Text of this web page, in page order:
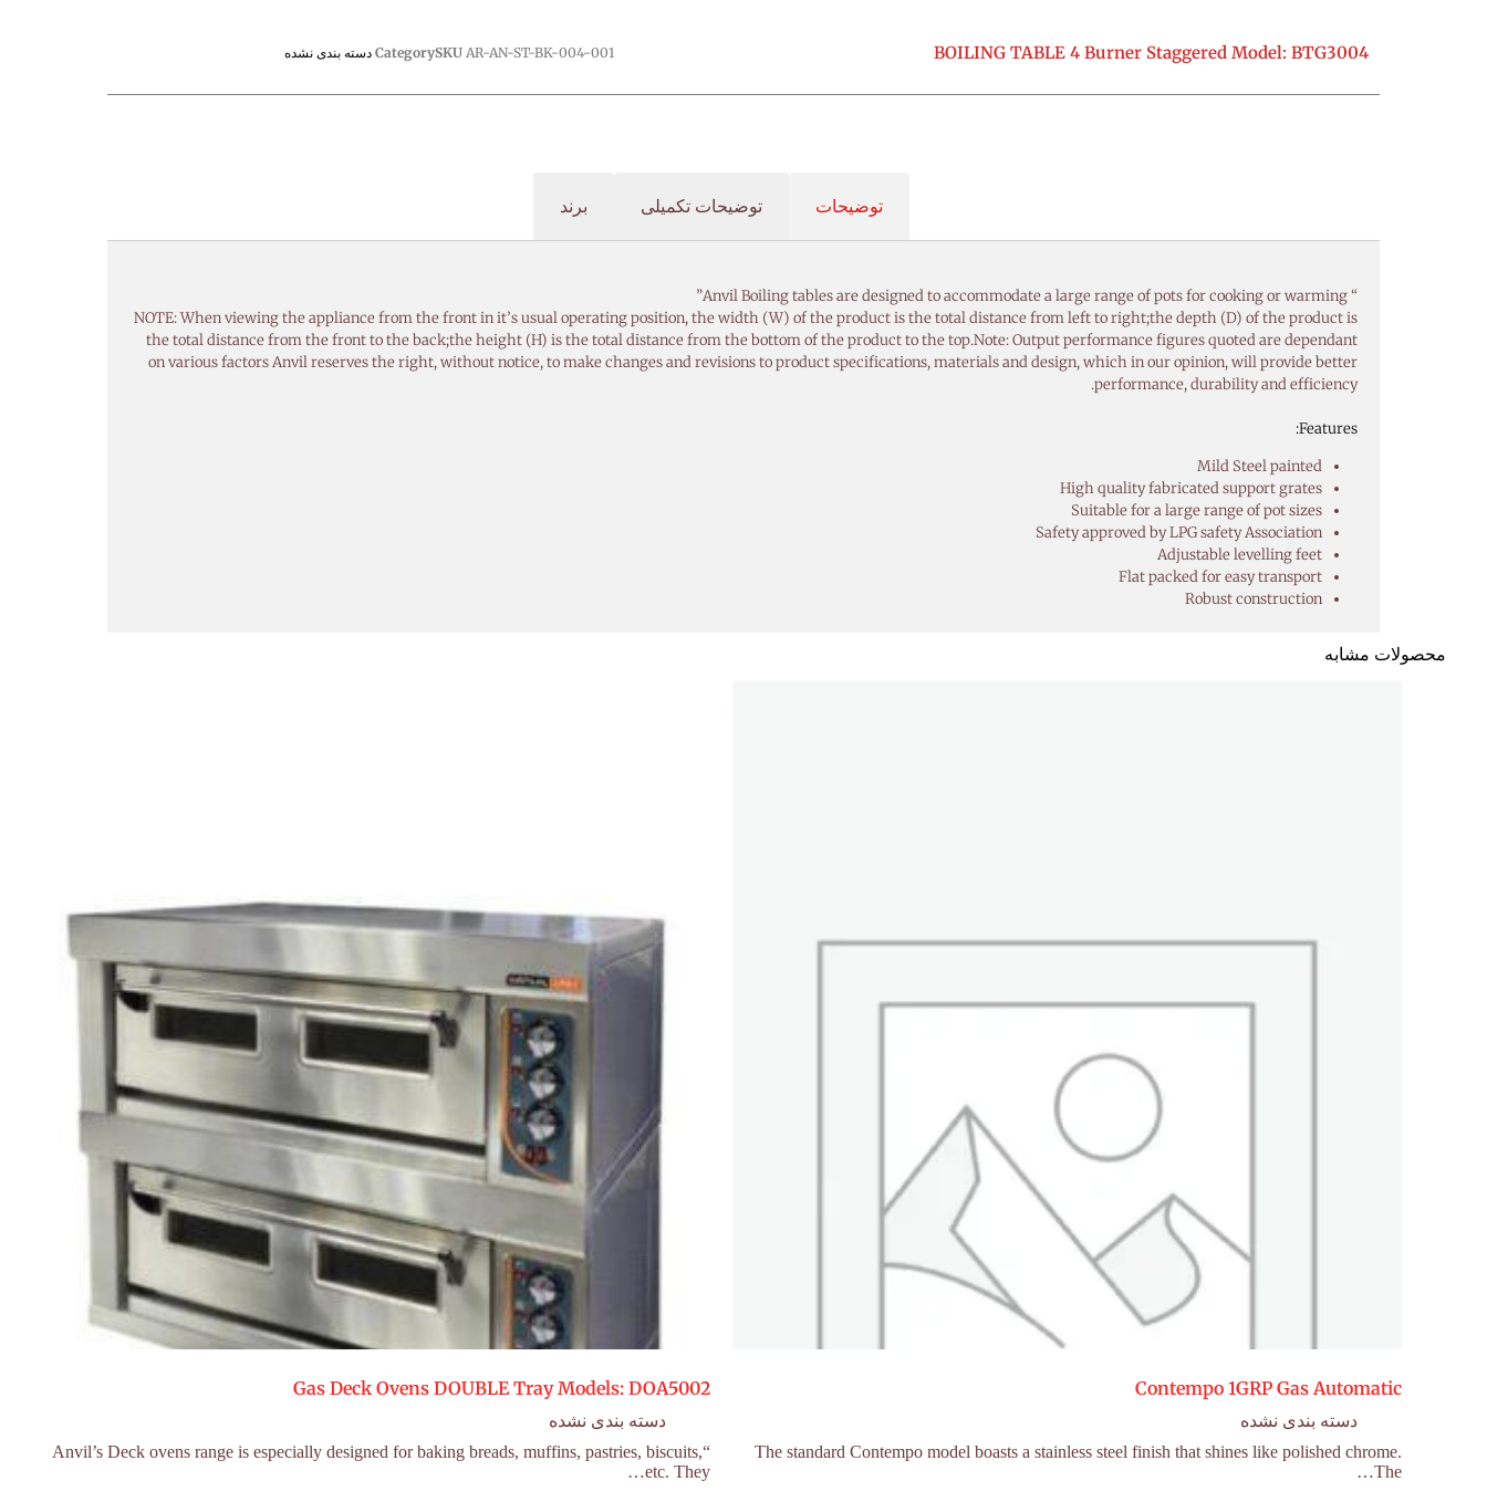
BOILING TABLE 4 Burner Staggered Model: BTG3004
SKU AR-AN-ST-BK-004-001
Category دسته بندی نشده
توضیحات توضیحات تکمیلی برند
“ Anvil Boiling tables are designed to accommodate a large range of pots for cooking or warming”
NOTE: When viewing the appliance from the front in it’s usual operating position, the width (W) of the product is the total distance from left to right;the depth (D) of the product is
the total distance from the front to the back;the height (H) is the total distance from the bottom of the product to the top.Note: Output performance figures quoted are dependant
on various factors Anvil reserves the right, without notice, to make changes and revisions to product specifications, materials and design, which in our opinion, will provide better
performance, durability and efficiency.
Features:
Mild Steel painted
High quality fabricated support grates
Suitable for a large range of pot sizes
Safety approved by LPG safety Association
Adjustable levelling feet
Flat packed for easy transport
Robust construction
محصولات مشابه
Contempo 1GRP Gas Automatic
دسته بندی نشده
The standard Contempo model boasts a stainless steel finish that shines like polished chrome.
The…
Gas Deck Ovens DOUBLE Tray Models: DOA5002
دسته بندی نشده
“Anvil’s Deck ovens range is especially designed for baking breads, muffins, pastries, biscuits,
etc. They…